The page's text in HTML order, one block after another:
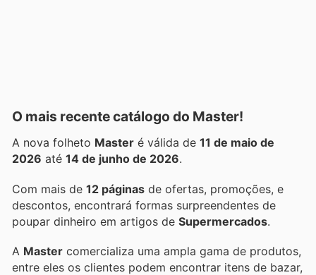
O mais recente catálogo do Master!
A nova folheto Master é válida de 11 de maio de
2026 até 14 de junho de 2026.
Com mais de 12 páginas de ofertas, promoções, e
descontos, encontrará formas surpreendentes de
poupar dinheiro em artigos de Supermercados.
A Master comercializa uma ampla gama de produtos,
entre eles os clientes podem encontrar itens de bazar,